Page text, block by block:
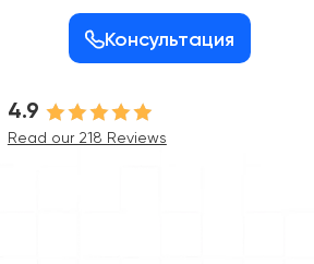
Консультация
4.9
Read our 218 Reviews